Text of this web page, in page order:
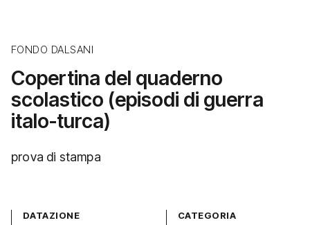
FONDO DALSANI
Copertina del quaderno
scolastico (episodi di guerra
italo-turca)
prova di stampa
DATAZIONE CATEGORIA